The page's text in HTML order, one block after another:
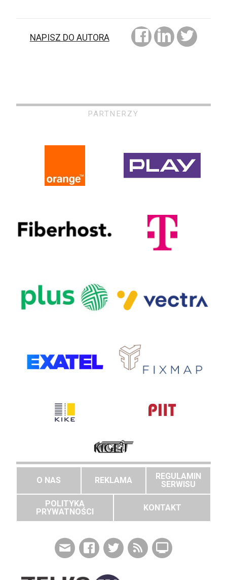
NAPISZ DO AUTORA
PARTNERZY
O NAS REKLAMA
REGULAMIN
SERWISU
POLITYKA
PRYWATNOŚCI
KONTAKT